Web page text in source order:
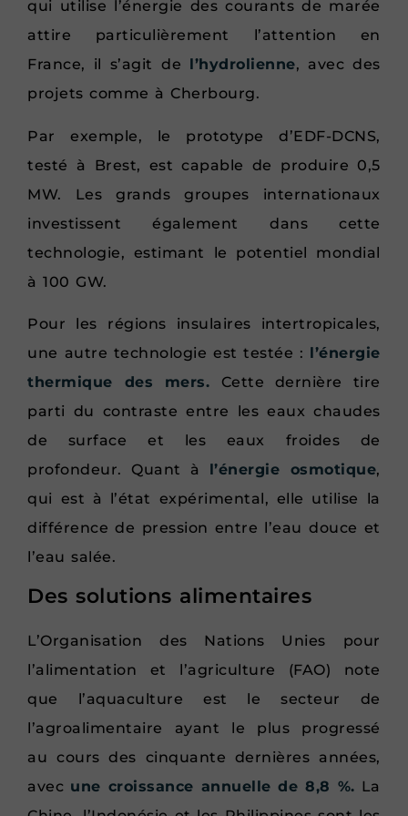
qui utilise l’énergie des courants de marée
attire particulièrement l’attention en
France, il s’agit de
l’hydrolienne, avec des
projets comme à Cherbourg.
Par exemple, le prototype d’EDF-DCNS,
testé à Brest, est capable de produire 0,5
MW. Les grands groupes internationaux
investissent également dans cette
technologie, estimant le potentiel mondial
à 100 GW.
Pour les régions insulaires intertropicales,
une autre technologie est testée : l’énergie
thermique des mers. Cette dernière tire
parti du contraste entre les eaux chaudes
de surface et les eaux froides de
profondeur. Quant à l’énergie osmotique,
qui est à l’état expérimental, elle utilise la
différence de pression entre l’eau douce et
l’eau salée.
Des solutions alimentaires
L’Organisation des Nations Unies pour
l’alimentation et l’agriculture (FAO) note
que l’aquaculture est le secteur de
l’agroalimentaire ayant le plus progressé
au cours des cinquante dernières années,
avec une croissance annuelle de 8,8 %. La